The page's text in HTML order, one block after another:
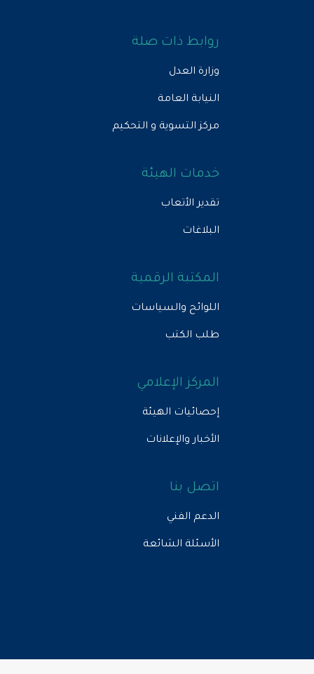
روابط ذات صلة
وزارة العدل
النيابة العامة
مركز التسوية و التحكيم
خدمات الهيئة
تقدير الأتعاب
البلاغات
المكتبة الرقمية
اللوائح والسياسات
طلب الكتب
المركز الإعلامي
إحصائيات الهيئة
الأخبار والإعلانات
اتصل بنا
الدعم الفني
الأسئلة الشائعة